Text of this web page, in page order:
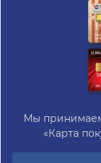
Мы принимаем
«Карта